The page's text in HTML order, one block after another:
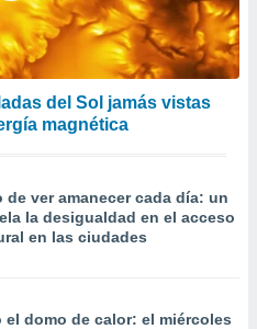
del Sol jamás vistas
magnética
de ver amanecer cada día: un
la desigualdad en el acceso
en las ciudades
el domo de calor: el miércoles